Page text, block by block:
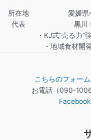
所在地
代表
愛媛県
黒川
・KJ式“売る力”
・地域食材開
こちらのフォーム
お電話（090-